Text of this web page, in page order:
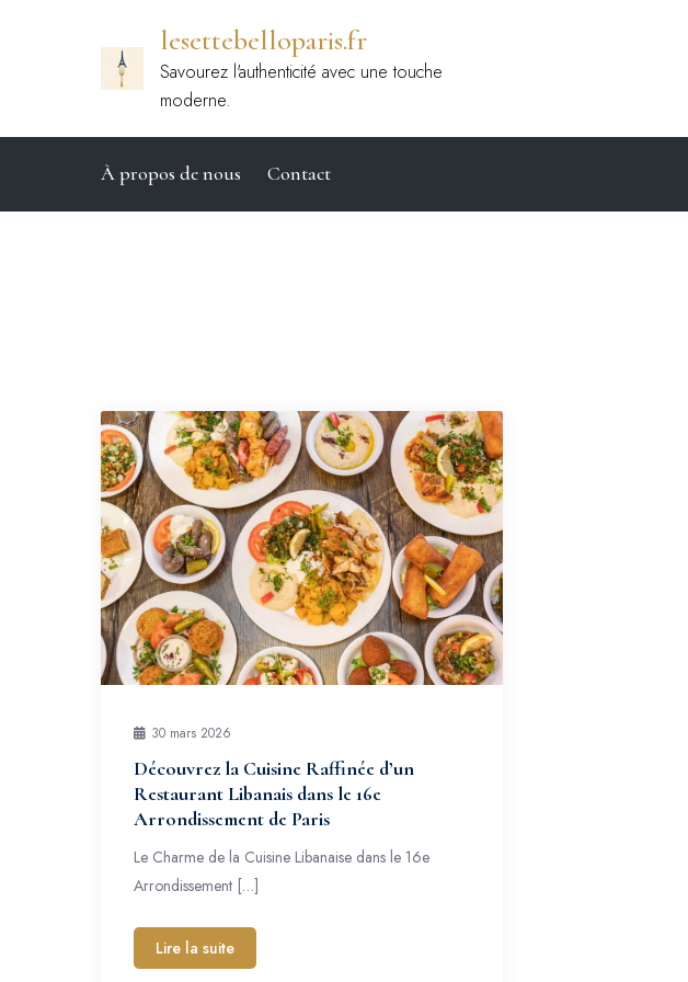
lesettebelloparis.fr
Savourez l'authenticité avec une touche
moderne.
À propos de nous Contact
30 mars 2026
Découvrez la Cuisine Raffinée d’un
Restaurant Libanais dans le 16e
Arrondissement de Paris
Le Charme de la Cuisine Libanaise dans le 16e
Arrondissement […]
Lire la suite